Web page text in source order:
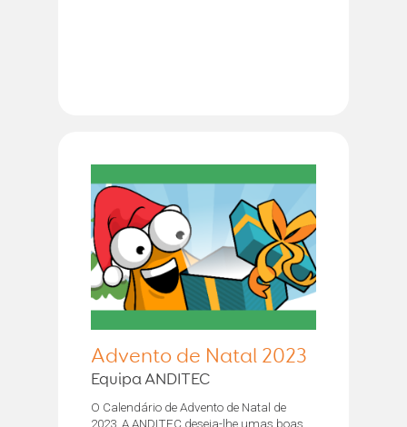
Advento de Natal 2023
Equipa ANDITEC
O Calendário de Advento de Natal de
2023. A ANDITEC deseja-lhe umas boas